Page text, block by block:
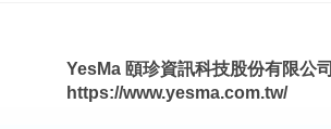
YesMa 頤珍資訊科技股份有限公司
https://www.yesma.com.tw/